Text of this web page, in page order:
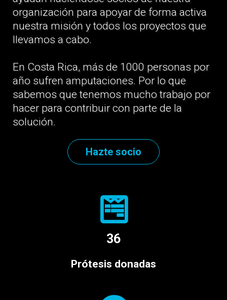
organización para apoyar de forma activa
nuestra misión y todos los proyectos que
llevamos a cabo.
En Costa Rica, más de 1000 personas por
año sufren amputaciones. Por lo que
sabemos que tenemos mucho trabajo por
hacer para contribuir con parte de la
solución.
Hazte socio
36
Prótesis donadas